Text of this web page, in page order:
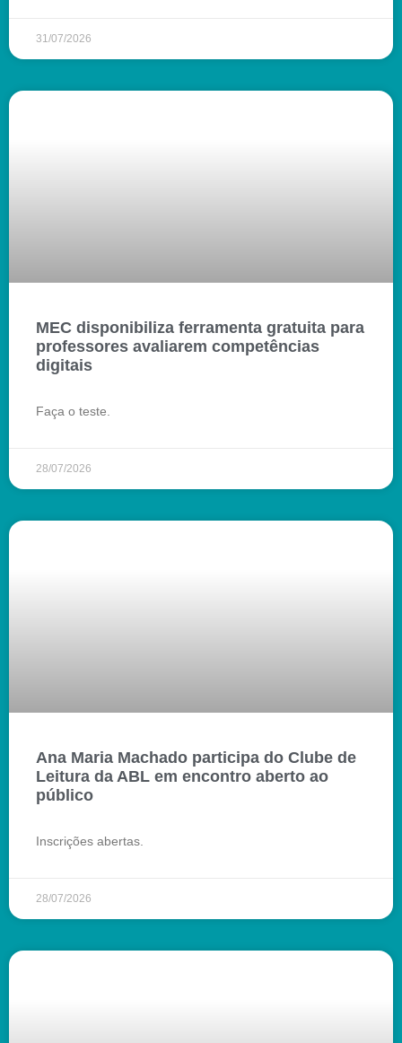
31/07/2026
MEC disponibiliza ferramenta gratuita para
professores avaliarem competências
digitais
Faça o teste.
28/07/2026
Ana Maria Machado participa do Clube de
Leitura da ABL em encontro aberto ao
público
Inscrições abertas.
28/07/2026